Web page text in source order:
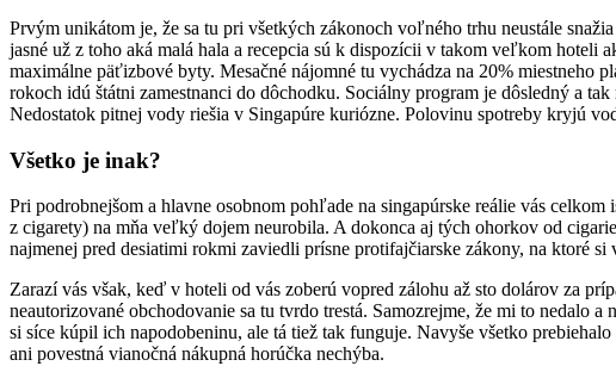
Prvým unikátom je, že sa tu pri všetkých zákonoch voľného trhu neustále
jasné už z toho aká malá hala a recepcia sú k dispozícii v takom veľkom
maximálne päťizbové byty. Mesačné nájomné tu vychádza na 20% miestneho
rokoch idú štátni zamestnanci do dôchodku. Sociálny program je dôsledný a
Nedostatok pitnej vody riešia v Singapúre kuriózne. Polovinu spotreby kryjú
Všetko je inak?
Pri podrobnejšom a hlavne osobnom pohľade na singapúrske reálie vás
z cigarety) na mňa veľký dojem neurobila. A dokonca aj tých ohorkov od
najmenej pred desiatimi rokmi zaviedli prísne protifajčiarske zákony, na ktoré si
Zarazí vás však, keď v hoteli od vás zoberú vopred zálohu až sto dolárov za
neautorizované obchodovanie sa tu tvrdo trestá. Samozrejme, že mi to
si síce kúpil ich napodobeninu, ale tá tiež tak funguje. Navyše všetko
ani povestná vianočná nákupná horúčka nechýba.